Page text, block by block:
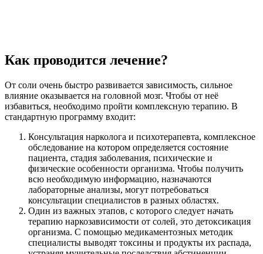
Как проводится лечение?
От соли очень быстро развивается зависимость, сильное
влияние оказывается на головной мозг. Чтобы от неё
избавиться, необходимо пройти комплексную терапию. В
стандартную программу входит:
Консультация нарколога и психотерапевта, комплексное
обследование на котором определяется состояние
пациента, стадия заболевания, психические и
физические особенности организма. Чтобы получить
всю необходимую информацию, назначаются
лабораторные анализы, могут потребоваться
консультации специалистов в разных областях.
Один из важных этапов, с которого следует начать
терапию наркозависимости от солей, это детоксикация
организма. С помощью медикаментозных методик
специалисты выводят токсины и продукты их распада,